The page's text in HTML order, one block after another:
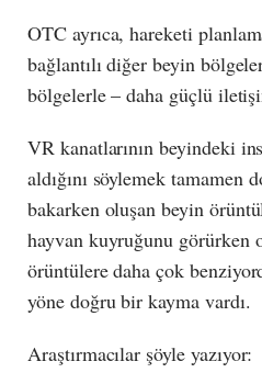
OTC ayrıca, hareketi
bağlantılı diğer beyin
bölgelerle – daha güçlü
VR kanatlarının beyindeki
aldığını söylemek tamamen
bakarken oluşan beyin
hayvan kuyruğunu görürken
örüntülere daha çok
yöne doğru bir kayma vardı.
Araştırmacılar şöyle yazıyor: